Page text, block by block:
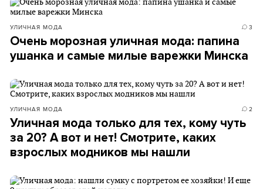
УЛИЧНАЯ МОДА 3
Очень морозная уличная мода: папина
ушанка и самые милые варежки Минска
УЛИЧНАЯ МОДА 2
Уличная мода только для тех, кому чуть
за 20? А вот и нет! Смотрите, каких
взрослых модников мы нашли